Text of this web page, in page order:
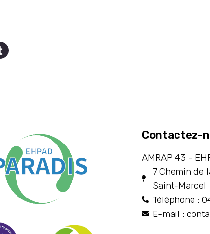
Contactez-
AMRAP 43 -
7 Chemin de
Saint-Marcel
Téléphone :
E-mail :